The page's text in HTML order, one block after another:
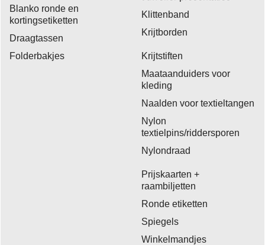
Blanko ronde en
kortingsetiketten
Draagtassen
Folderbakjes
Klittenband
Krijtborden
Krijtstiften
Maataanduiders voor
kleding
Naalden voor textieltangen
Nylon
textielpins/riddersporen
Nylondraad
Prijskaarten +
raambiljetten
Ronde etiketten
Spiegels
Winkelmandjes